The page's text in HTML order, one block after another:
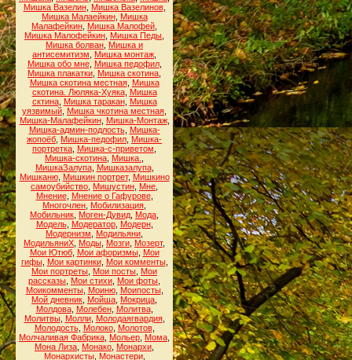
Мишка Вазелин, Мишка Вазелинов,
Мишка Малаейкин, Мишка
Малафейкин Мишка Малофей
Мишка Малофейкин Мишка Педы
Мишка болван Мишка и
антисемитизм
Мишка монтаж
Мишка обо мне, Мишка педофил,
Мишка плакатки Мишка скотина
Мишка скотина местная, Мишка
скотина. Люляка-Хуяка, Мишка
сктина, Мишка таракан, Мишка
уязвимый Мишка чкотина местная
Мишка-Малафейкин, Мишка-Монтаж,
Мишка-админ-подлость, Мишка-
жопоёб Мишка-педофил Мишка-
портретка Мишка-с-приветом
Мишка-скотина Мишка.
МишкаЗалупа, Мишказалупа,
Мишканю, Мишкин портрет, Мишкино
самоубийство Мишустин Мне
Мнение, Мнение о Гафурове,
Многочлен Мобилизация
Мобильник Моген-Дувид Мода
Модель, Модератор, Модерн,
Модернизм
Модильяни
МодильяниХ Моды Мозги Мозерт,
Мои Ютюб, Мои афоризмы, Мои
гифы, Мои картинки, Мои комменты,
Мои портреты Мои посты Мои
рассказы Мои стихи Мои фоты
Моикомменты, Моиню, Моипосты,
Мой дневник Мойша Мокрица
Молдова, Молебен, Молитва,
Молитвы, Молли, Молодаягвардия,
Молодость, Молоко, Молотов,
Молчаливая Фабрика Мольер Мома
Мона Лиза Монако Монархи
Монархисты, Монастери,